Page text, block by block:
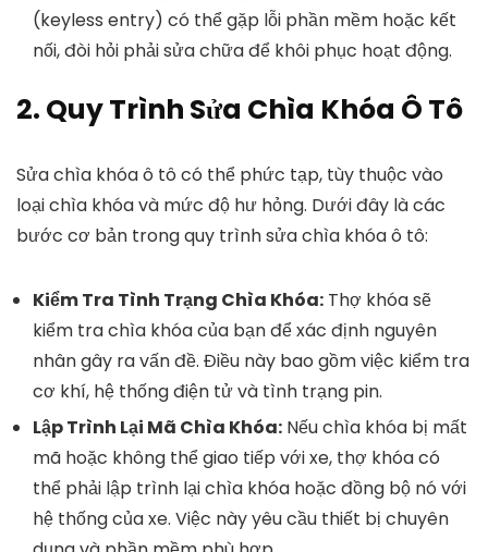
(keyless entry) có thể gặp lỗi phần mềm hoặc kết
nối, đòi hỏi phải sửa chữa để khôi phục hoạt động.
2. Quy Trình Sửa Chìa Khóa Ô Tô
Sửa chìa khóa ô tô có thể phức tạp, tùy thuộc vào
loại chìa khóa và mức độ hư hỏng. Dưới đây là các
bước cơ bản trong quy trình sửa chìa khóa ô tô:
Kiểm Tra Tình Trạng Chìa Khóa: Thợ khóa sẽ
kiểm tra chìa khóa của bạn để xác định nguyên
nhân gây ra vấn đề. Điều này bao gồm việc kiểm tra
cơ khí, hệ thống điện tử và tình trạng pin.
Lập Trình Lại Mã Chìa Khóa: Nếu chìa khóa bị mất
mã hoặc không thể giao tiếp với xe, thợ khóa có
thể phải lập trình lại chìa khóa hoặc đồng bộ nó với
hệ thống của xe. Việc này yêu cầu thiết bị chuyên